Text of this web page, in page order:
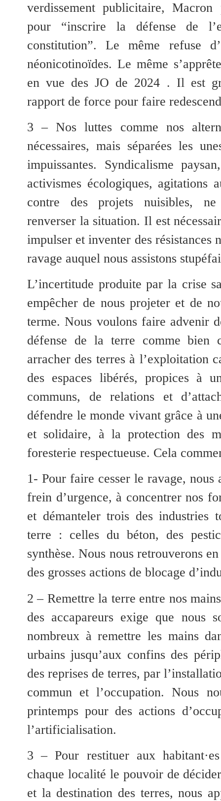
verdissement publicitaire,
pour “inscrire la défense de
constitution”. Le même refuse
néonicotinoïdes. Le même
en vue des JO de 2024 . Il est
rapport de force pour faire
3 – Nos luttes comme nos
nécessaires, mais séparées les
impuissantes. Syndicalisme
activismes écologiques, agitations
contre des projets nuisibles,
renverser la situation. Il est
impulser et inventer des résistances
ravage auquel nous assistons
L’incertitude produite par la crise
empêcher de nous projeter et de
terme. Nous voulons faire advenir
défense de la terre comme bien
arracher des terres à l’exploitation
des espaces libérés, propices à
communs, de relations et
défendre le monde vivant grâce à
et solidaire, à la protection des
foresterie respectueuse. Cela
1- Pour faire cesser le ravage, nous
frein d’urgence, à concentrer nos
et démanteler trois des industries
terre : celles du béton, des
synthèse. Nous nous retrouverons
des grosses actions de blocage
2 – Remettre la terre entre nos
des accapareurs exige que nous
nombreux à remettre les mains
urbains jusqu’aux confins des
des reprises de terres, par
commun et l’occupation. Nous
printemps pour des actions
l’artificialisation.
3 – Pour restituer aux
chaque localité le pouvoir de
et la destination des terres, nous